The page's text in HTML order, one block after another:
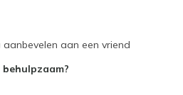
aanbevelen aan een vriend